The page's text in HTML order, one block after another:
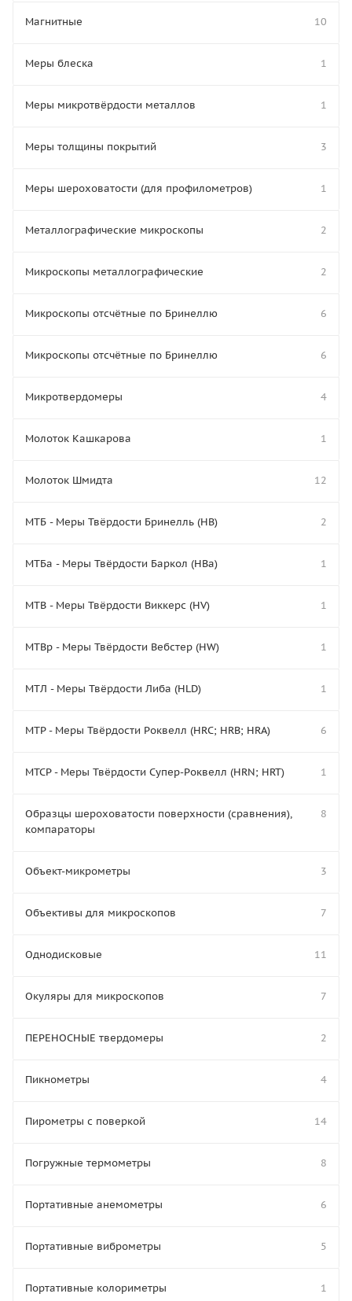
Магнитные 10
Меры блеска 1
Меры микротвёрдости металлов 1
Меры толщины покрытий 3
Меры шероховатости (для профилометров) 1
Металлографические микроскопы 2
Микроскопы металлографические 2
Микроскопы отсчётные по Бринеллю 6
Микроскопы отсчётные по Бринеллю 6
Микротвердомеры 4
Молоток Кашкарова 1
Молоток Шмидта 12
МТБ - Меры Твёрдости Бринелль (HB) 2
МТБа - Меры Твёрдости Баркол (HBa) 1
МТВ - Меры Твёрдости Виккерс (HV) 1
МТВр - Меры Твёрдости Вебстер (HW) 1
МТЛ - Меры Твёрдости Либа (HLD) 1
МТР - Меры Твёрдости Роквелл (HRC; HRB; HRA) 6
МТСР - Меры Твёрдости Супер-Роквелл (HRN; HRT) 1
Образцы шероховатости поверхности (сравнения),
компараторы
8
Объект-микрометры 3
Объективы для микроскопов 7
Однодисковые 11
Окуляры для микроскопов 7
ПЕРЕНОСНЫЕ твердомеры 2
Пикнометры 4
Пирометры с поверкой 14
Погружные термометры 8
Портативные анемометры 6
Портативные виброметры 5
Портативные колориметры 1